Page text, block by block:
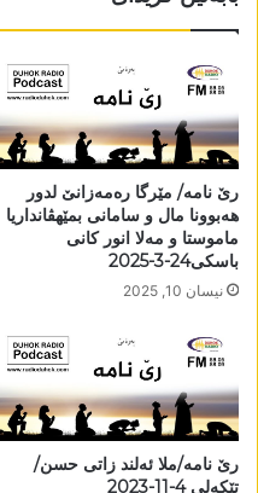
رێ نامە/ مێرگا رەمەزانێ لدور
ھەبوونا مال و سامانی بمێھڤانداریا
ماموستا و مەلا انور کانی
باسکی24-3-2025
نیسان 10, 2025
رێ نامە/ملا ئەلند زاتی حسن/
تێکەلی 4-11-2023